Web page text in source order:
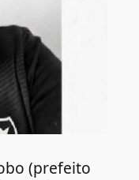
(prefeito